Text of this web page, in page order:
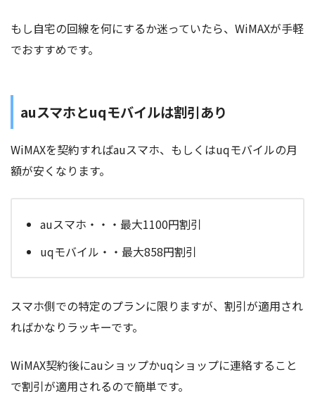
もし自宅の回線を何にするか迷っていたら、WiMAXが手軽
でおすすめです。
auスマホとuqモバイルは割引あり
WiMAXを契約すればauスマホ、もしくはuqモバイルの月
額が安くなります。
auスマホ・・・最大1100円割引
uqモバイル・・最大858円割引
スマホ側での特定のプランに限りますが、割引が適用され
ればかなりラッキーです。
WiMAX契約後にauショップかuqショップに連絡すること
で割引が適用されるので簡単です。